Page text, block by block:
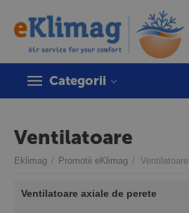
Categorii
Ventilatoare
Eklimag / Promotii eKlimag / Ventilatoare
Ventilatoare axiale de perete